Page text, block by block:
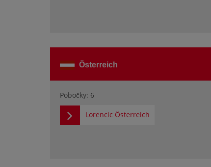
Österreich
Pobočky: 6
Lorencic Österreich